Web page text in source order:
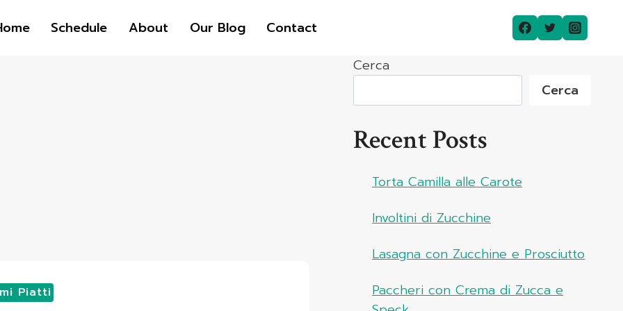
Schedule About Our Blog Contact
Piatti
Cerca
Cerca
Recent Posts
Torta Camilla alle Carote
Involtini di Zucchine
Lasagna con Zucchine e Prosciutto
Paccheri con Crema di Zucca e